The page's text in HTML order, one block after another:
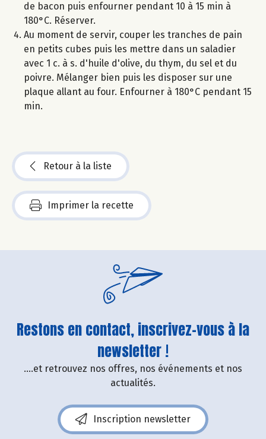
de bacon puis enfourner pendant 10 à 15 min à
180°C. Réserver.
Au moment de servir, couper les tranches de pain
en petits cubes puis les mettre dans un saladier
avec 1 c. à s. d'huile d'olive, du thym, du sel et du
poivre. Mélanger bien puis les disposer sur une
plaque allant au four. Enfourner à 180°C pendant 15
min.
Retour à la liste
Imprimer la recette
Restons en contact, inscrivez-vous à la
newsletter !
....et retrouvez nos offres, nos événements et nos
actualités.
Inscription newsletter